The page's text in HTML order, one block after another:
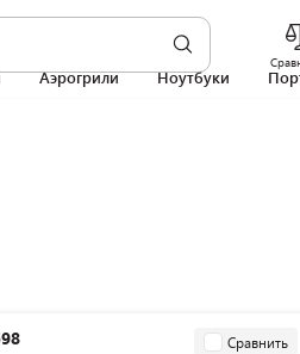
Аэрогрили Ноутбуки
Сравнить